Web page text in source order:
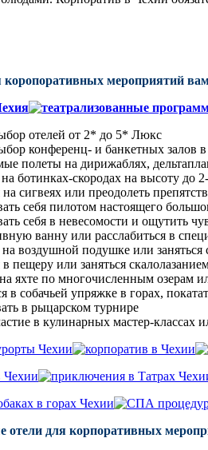
коропоративных мероприятий вам
отелей от 2* до 5* Люкс
конференц- и банкетных залов
полеты на дирижаблях,
ботинках-скородах на высоту до
на сигвеях или преодолеть
себя пилотом настоящего
себя в невесомости и ощутить
ванну или расслабиться в
на воздушной подушке или заняться
в пещеру или заняться
яхте по многочисленным озерам
в собачьей упряжке в горах,
в рыцарском турнире
в кулинарных мастер-классах
отели для корпоративных